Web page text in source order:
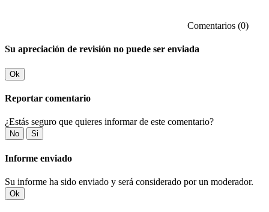
Comentarios (0)
Su apreciación de revisión no puede ser enviada
Ok
Reportar comentario
¿Estás seguro que quieres informar de este comentario?
No Si
Informe enviado
Su informe ha sido enviado y será considerado por un moderador.
Ok